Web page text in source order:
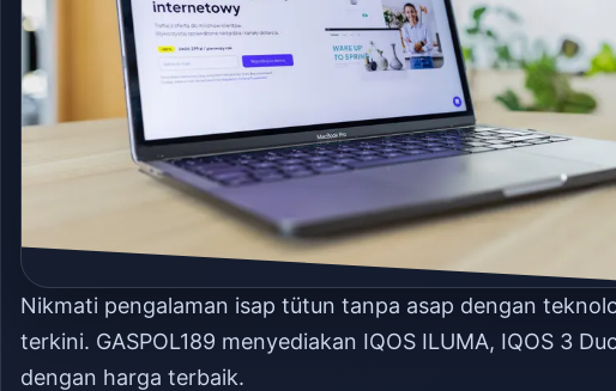
Nikmati pengalaman isap tütun tanpa asap dengan
terkini. GASPOL189 menyediakan IQOS ILUMA, IQOS 3
dengan harga terbaik.